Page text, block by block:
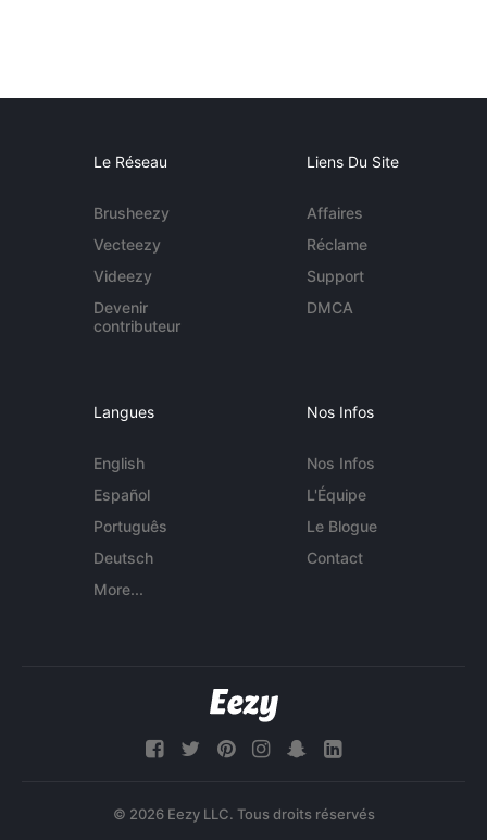
Le Réseau
Brusheezy
Vecteezy
Videezy
Devenir
contributeur
Liens Du Site
Affaires
Réclame
Support
DMCA
Langues
English
Español
Português
Deutsch
More...
Nos Infos
Nos Infos
L'Équipe
Le Blogue
Contact
© 2026 Eezy LLC. Tous droits réservés